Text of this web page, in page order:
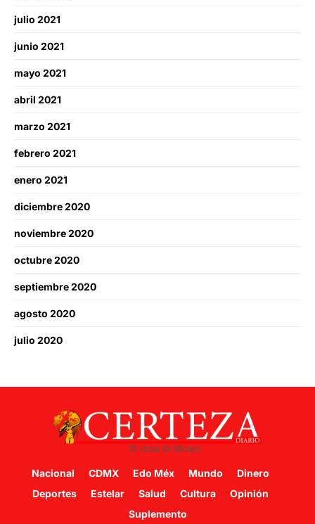
julio 2021
junio 2021
mayo 2021
abril 2021
marzo 2021
febrero 2021
enero 2021
diciembre 2020
noviembre 2020
octubre 2020
septiembre 2020
agosto 2020
julio 2020
Nacional CDMX Edo Méx Mundo
Dinero
Deportes
Estelar Salud Cultura
Opinión
Suplemento